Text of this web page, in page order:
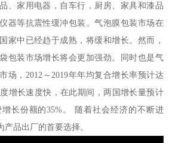
、家用电器，自车行，厨房、家具和漆品
器等抗震性缓冲包装。气泡膜包装市场在
家中已经趋于成熟，将缓和增长。然而，
包装市场增长将会更加强劲。同时也是气
场，2012～2019年年均复合增长率预计达
增长速度快，在此期间，两国增长量预计
长份额的35%。 随着社会经济的不断进
品出厂的首要选择。